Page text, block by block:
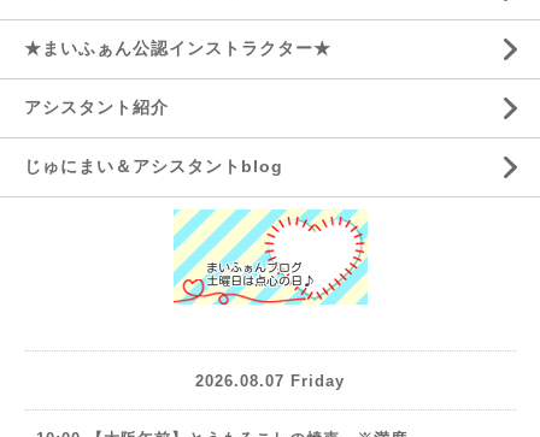
★まいふぁん公認インストラクター★
アシスタント紹介
じゅにまい＆アシスタントblog
2026.08.07 Friday